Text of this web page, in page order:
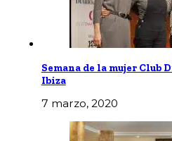
Semana de la mujer Club
Ibiza
7 marzo, 2020